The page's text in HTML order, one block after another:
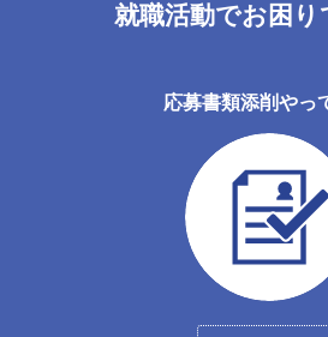
就職活動でお困り
応募書類添削やっ